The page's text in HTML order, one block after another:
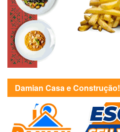
Damian Casa e Construção!